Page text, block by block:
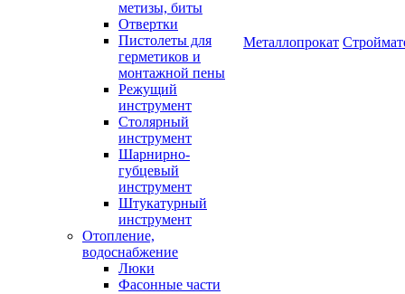
метизы, биты
Отвертки
Пистолеты для
герметиков и
монтажной пены
Режущий
инструмент
Столярный
инструмент
Шарнирно-
губцевый
инструмент
Штукатурный
инструмент
Отопление,
водоснабжение
Люки
Фасонные части
Металлопрокат